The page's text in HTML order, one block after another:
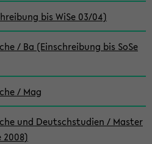
bis WiSe 03/04)
/ Ba (Einschreibung bis SoSe
/ Mag
und Deutschstudien / Master
2008)